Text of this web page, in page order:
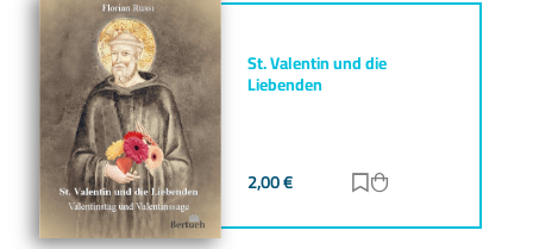
St. Valentin und die
Liebenden
2,00€ Zur Merkliste